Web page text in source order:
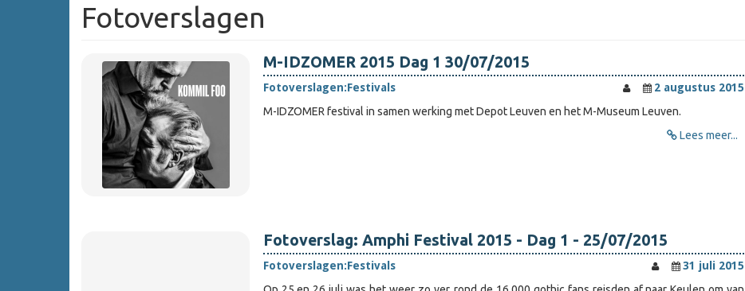
Fotoverslagen
M-IDZOMER 2015 Dag 1 30/07/2015
Fotoverslagen:Festivals
2 augustus 2015
M-IDZOMER festival in samen werking met Depot Leuven en het M-Museum Leuven.
Lees meer...
Fotoverslag: Amphi Festival 2015 - Dag 1 - 25/07/2015
Fotoverslagen:Festivals
31 juli 2015